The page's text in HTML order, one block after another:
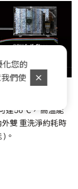
達56℃， 高溫能
雙 重洗淨約耗時
。
您的
們使